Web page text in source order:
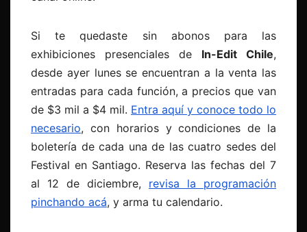
Si te quedaste sin abonos para las
exhibiciones presenciales de In-Edit Chile,
desde ayer lunes se encuentran a la venta las
entradas para cada función, a precios que van
de $3 mil a $4 mil. Entra aquí y conoce todo lo
necesario, con horarios y condiciones de la
boletería de cada una de las cuatro sedes del
Festival en Santiago. Reserva las fechas del 7
al 12 de diciembre, revisa la programación
pinchando acá, y arma tu calendario.